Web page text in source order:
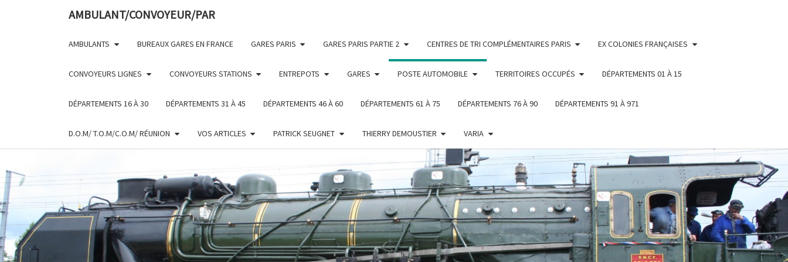
AMBULANT/CONVOYEUR/PAR
AMBULANTS BUREAUX GARES EN FRANCE GARES PARIS GARES PARIS PARTIE 2 CENTRES DE TRI COMPLÉMENTAIRES PARIS EX COLONIES FRANÇAISES
CONVOYEURS LIGNES CONVOYEURS STATIONS ENTREPOTS GARES POSTE AUTOMOBILE TERRITOIRES OCCUPÉS DÉPARTEMENTS 01 À 15
DÉPARTEMENTS 16 À 30 DÉPARTEMENTS 31 À 45 DÉPARTEMENTS 46 À 60 DÉPARTEMENTS 61 À 75 DÉPARTEMENTS 76 À 90 DÉPARTEMENTS 91 À 971
D.O.M/ T.O.M/C.O.M/ RÉUNION VOS ARTICLES PATRICK SEUGNET THIERRY DEMOUSTIER VARIA